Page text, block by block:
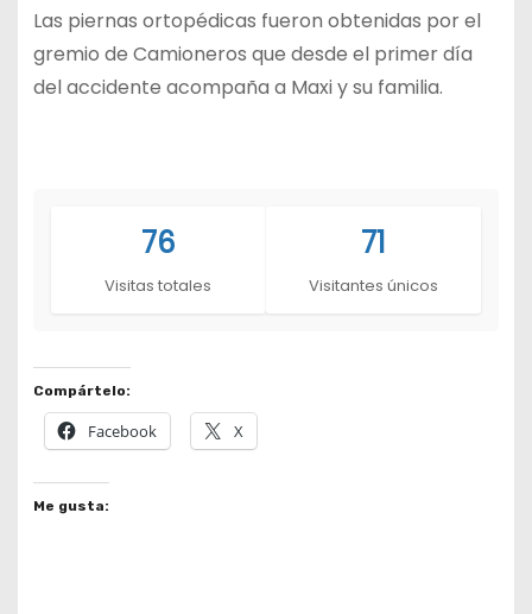
Las piernas ortopédicas fueron obtenidas por el
gremio de Camioneros que desde el primer día
del accidente acompaña a Maxi y su familia.
76
Visitas totales
71
Visitantes únicos
Compártelo:
Facebook X
Me gusta: